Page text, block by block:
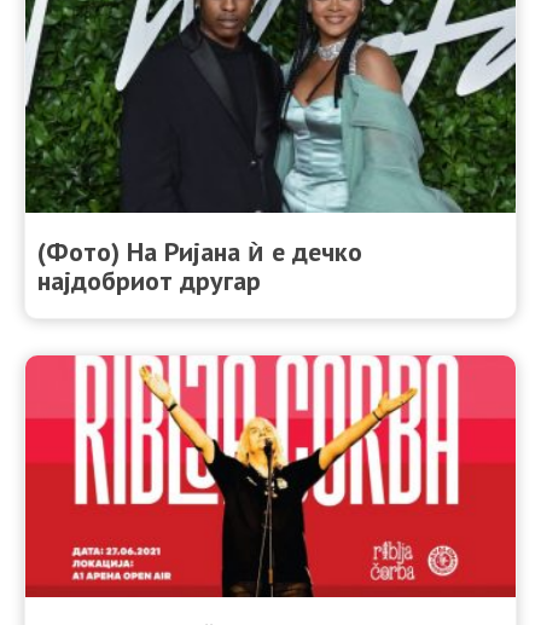
(Фото) На Ријана ѝ е дечко
најдобриот другар